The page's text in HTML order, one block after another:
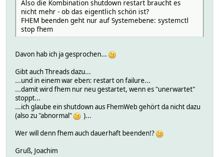
Also die Kombination shutdown restart braucht es
nicht mehr - ob das eigentlich schön ist?
FHEM beenden geht nur auf Systemebene: systemctl
stop fhem
Davon hab ich ja gesprochen...
Gibt auch Threads dazu...
...und in einem war eben: restart on failure...
...damit wird fhem nur neu gestartet, wenn es "unerwartet"
stoppt...
...ich glaube ein shutdown aus FhemWeb gehört da nicht dazu
(also zu "abnormal"
)...
Wer will denn fhem auch dauerhaft beenden!?
Gruß, Joachim